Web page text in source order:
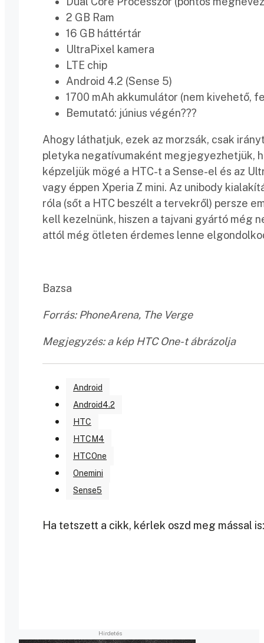
2 GB Ram
16 GB háttértár
UltraPixel kamera
LTE chip
Android 4.2 (Sense 5)
1700 mAh akkumulátor (nem kivehető,
Bemutató: június végén???
Ahogy láthatjuk, ezek az morzsák, csak
pletyka negatívumaként megjegyezhetjük,
képzeljük mögé a HTC-t a Sense-el és az
vagy éppen Xperia Z mini. Az unibody
róla (sőt a HTC beszélt a tervekről) persze
kell kezelnünk, hiszen a tajvani gyártó még
attól még ötleten érdemes lenne
Bazsa
Forrás: PhoneArena, The Verge
Megjegyzés: a kép HTC One-t ábrázolja
Android
Android4.2
HTC
HTCM4
HTCOne
Onemini
Sense5
Ha tetszett a cikk, kérlek oszd meg mással is: